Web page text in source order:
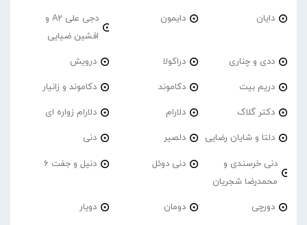
دایان دایمون
دجی علی A2 و
افشین ضیایی
ددی و چناری دراکولا درویش
دریم بیت دکاموند دکاموند و زانیار
دکتر گلاک دلارام دلارام زواره ای
دلتا و شایان رضایی دلصیر دنی
دنی خرسندی و
محمدرضا شجریان
دنی دوئل دنیل و جفت 6
دورچی دومان دویار